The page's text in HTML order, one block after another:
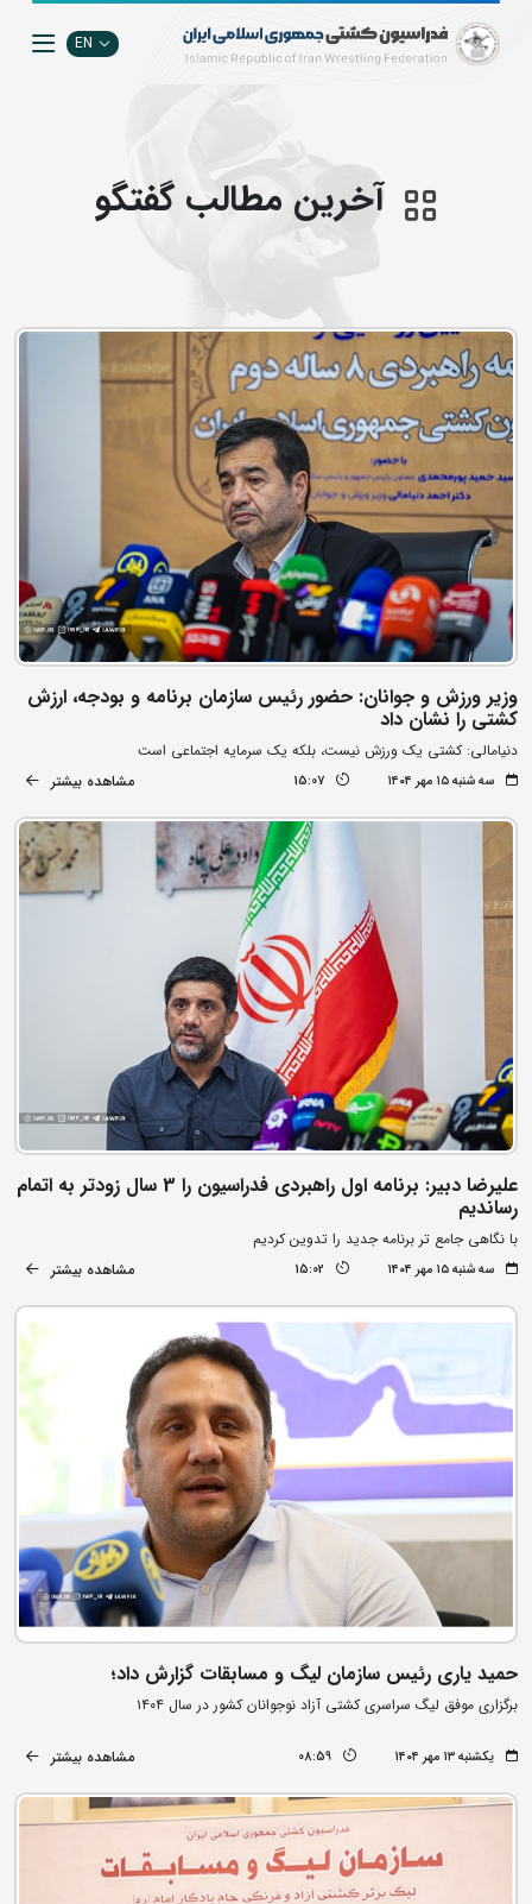
EN
آخرین مطالب گفتگو
وزیر ورزش و جوانان: حضور رئیس سازمان برنامه و بودجه، ارزش
کشتی را نشان داد
دنیامالی: کشتی یک ورزش نیست، بلکه یک سرمایه اجتماعی است
سه شنبه ۱۵ مهر ۱۴۰۴ 15:07 مشاهده بیشتر
علیرضا دبیر: برنامه اول راهبردی فدراسیون را 3 سال زودتر به اتمام
رساندیم
با نگاهی جامع تر برنامه جدید را تدوین کردیم
سه شنبه ۱۵ مهر ۱۴۰۴ 15:02 مشاهده بیشتر
حمید یاری رئیس سازمان لیگ و مسابقات گزارش داد؛
برگزاری موفق لیگ سراسری کشتی آزاد نوجوانان کشور در سال ۱۴۰۴
یکشنبه ۱۳ مهر ۱۴۰۴ 08:59 مشاهده بیشتر